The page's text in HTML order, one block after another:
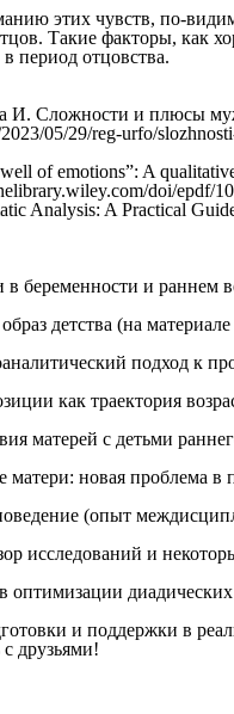
этих чувств, по-
Такие факторы, как
период отцовства.
Сложности и плюсы
05/29/reg-urfo/
of emotions”: A
doi/epdf/
Analysis: A Practical
беременности и раннем
детства (на
подход к
как траектория
матерей с детьми
новая проблема в
(опыт
исследований и
оптимизации
и поддержки в
друзьями!